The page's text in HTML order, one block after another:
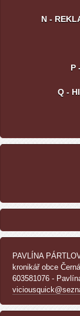
N -
P
Q -
PAVLÍNA
kronikář obce
603581076 -